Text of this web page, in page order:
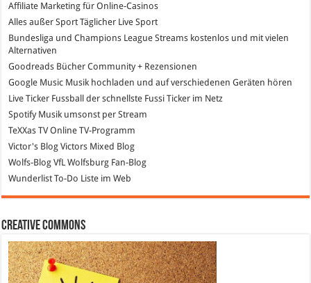
Affiliate Marketing für Online-Casinos
Alles außer SportTäglicher Live Sport
Bundesliga und Champions League Streams kostenlos und mit vielen
Alternativen
Goodreads Bücher Community + Rezensionen
Google Music Musik hochladen und auf verschiedenen Geräten hören
Live Ticker Fussball
der schnellste Fussi Ticker im Netz
SpotifyMusik umsonst per Stream
TeXXas TVOnline TV-Programm
Victor's Blog Victors Mixed Blog
Wolfs-Blog VfL Wolfsburg Fan-Blog
WunderlistTo-Do Liste im Web
Creative Commons